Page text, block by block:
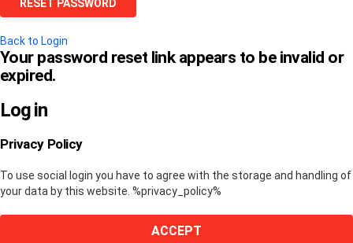
Back to Login
Your password reset link appears to be invalid or
expired.
Log in
Privacy Policy
To use social login you have to agree with the storage and handling of
your data by this website. %privacy_policy%
ACCEPT